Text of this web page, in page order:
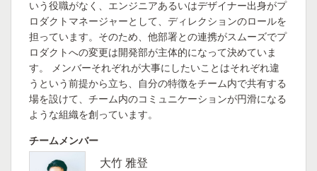
いう役職がなく、エンジニアあるいはデザイナー出身がプ
ロダクトマネージャーとして、ディレクションのロールを
担っています。そのため、他部署との連携がスムーズでプ
ロダクトへの変更は開発部が主体的になって決めていま
す。 メンバーそれぞれが大事にしたいことはそれぞれ違
うという前提から立ち、自分の特徴をチーム内で共有する
場を設けて、チーム内のコミュニケーションが円滑になる
ような組織を創っています。
チームメンバー
大竹 雅登